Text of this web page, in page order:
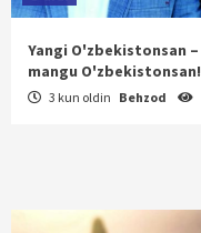
Yangi O'zbekistonsan –
mangu O'zbekistonsan!
3 kun oldin Behzod